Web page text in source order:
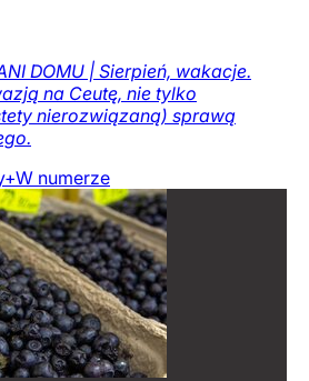
DOMU | Sierpień, wakacje.
na Ceutę, nie tylko
nierozwiązaną) sprawą
W numerze